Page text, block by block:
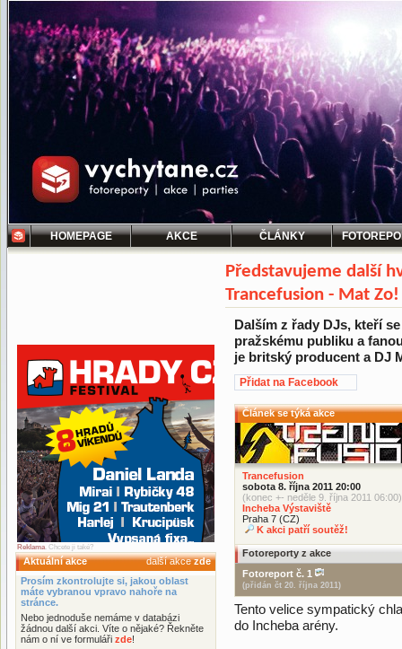
HOMEPAGE AKCE ČLÁNKY
Reklama. Chcete ji také?
Aktuální akce další akcezde
Prosím zkontrolujte si, jakou oblast
máte vybranou vpravo nahoře na
stránce.
Nebo jednoduše nemáme v databázi
žádnou další akci. Víte o nějaké? Řekněte
nám o ní ve formuláři zde!
Představujeme další
Trancefusion - Mat Zo!
Dalším z řady DJs, kteří
pražskému publiku a
je britský producent a DJ
Přidat na Facebook
Článek se týká akce
Trancefusion
sobota 8. října 2011 20:00
(konec +- neděle 9. října 2011 06:00)
Incheba Výstaviště
Praha 7 (CZ)
K akci patří soutěž!
Fotoreporty z akce
Fotoreport č. 1
(přidán čt 20. října 2011)
Tento velice sympatický
do Incheba arény.